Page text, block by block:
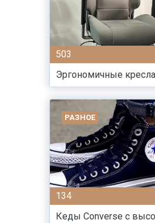
503
Эргономичные
РАЗНОЕ
134
Кеды Converse с